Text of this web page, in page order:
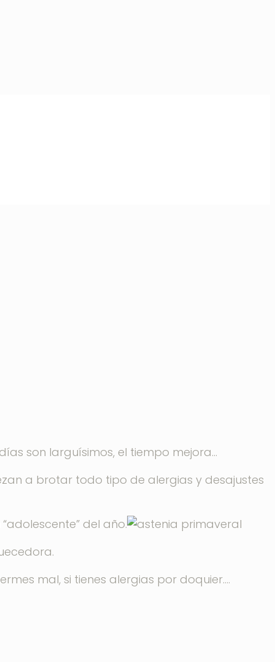
son larguísimos, el tiempo mejora…
a brotar todo tipo de alergias y desajustes
del año.
mal, si tienes alergias por doquier….